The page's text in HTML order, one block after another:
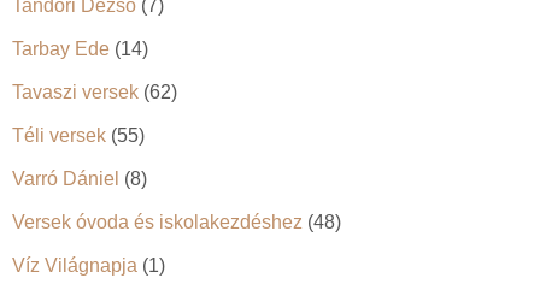
Tandori Dezső (7)
Tarbay Ede (14)
Tavaszi versek (62)
Téli versek (55)
Varró Dániel (8)
Versek óvoda és iskolakezdéshez (48)
Víz Világnapja (1)